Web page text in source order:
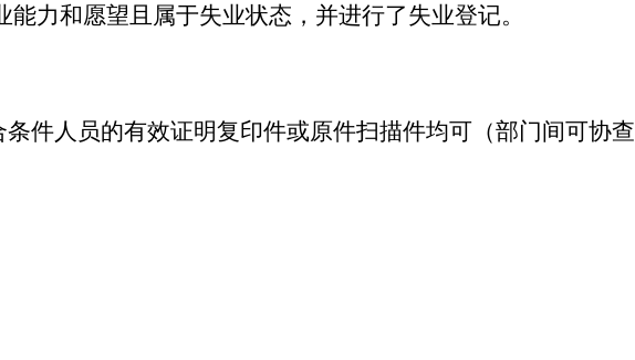
力和愿望且属于失业状态，并进行了失业登记。
件人员的有效证明复印件或原件扫描件均可（部门间可协查